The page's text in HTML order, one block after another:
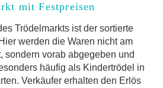
mit Festpreisen
Trödelmarkts ist der sortierte
werden die Waren nicht am
sondern vorab abgegeben und
häufig als Kindertrödel in
Verkäufer erhalten den Erlös